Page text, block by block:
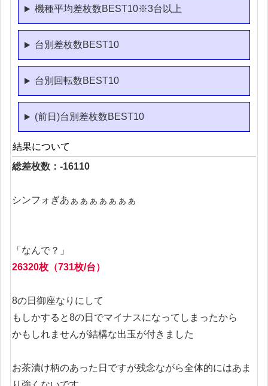
機種平均差枚数BEST10※3台以上
台別差枚数BEST10
台別回転数BEST10
(前日)台別差枚数BEST10
結果について
総差枚数：-16110
シンフォぎあぁぁぁぁぁぁぁ
「なんで？」
26320枚（731枚/台）
8の日御座なりにして
もしかすると8の日でマイナスになってしまったから
かもしれませんが結構な出玉が付きました
お茶漬け柄のあった日ですが残念ながら全体的にはあま